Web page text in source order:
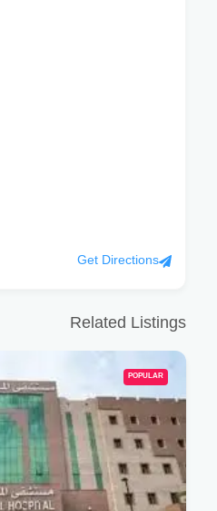
Get Directions
Related Listings
POPULAR